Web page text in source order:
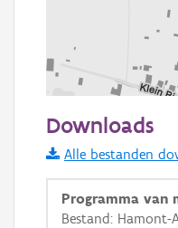
Informatie
i
Downloads
Alle bestanden
Programma van
Bestand: Hamont-